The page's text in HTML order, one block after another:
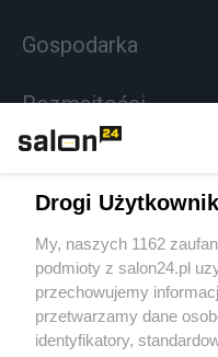
Gospodarka
Rozmaitości
Sport
Społeczeństwo
Kultura
Drogi
My, naszych 1162
podmioty z salon24.pl
przechowujemy
przetwarzamy dane
identyfikatory,